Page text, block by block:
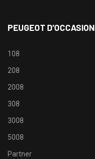
PEUGEOT D’OCCASION
108
208
2008
308
3008
5008
Partner